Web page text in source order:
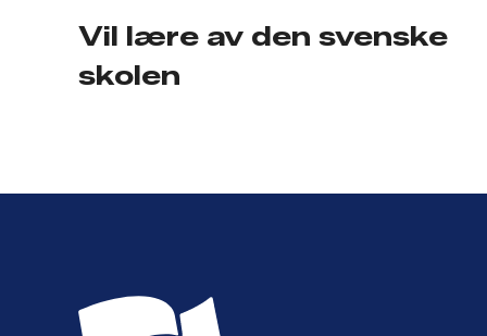
Vil lære av den svenske
skolen